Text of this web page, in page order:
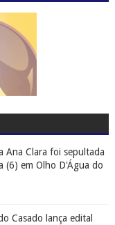
Ana Clara foi sepultada
(6) em Olho D'Água do
Casado lança edital